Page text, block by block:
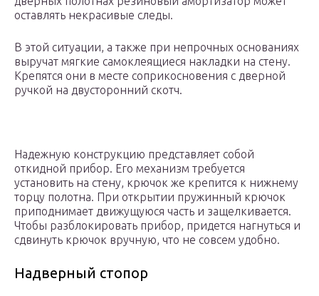
оставлять некрасивые следы.
В этой ситуации, а также при непрочных основаниях
выручат мягкие самоклеящиеся накладки на стену.
Крепятся они в месте соприкосновения с дверной
ручкой на двусторонний скотч.
Надежную конструкцию представляет собой
откидной прибор. Его механизм требуется
установить на стену, крючок же крепится к нижнему
торцу полотна. При открытии пружинный крючок
приподнимает движущуюся часть и защелкивается.
Чтобы разблокировать прибор, придется нагнуться и
сдвинуть крючок вручную, что не совсем удобно.
Надверный стопор